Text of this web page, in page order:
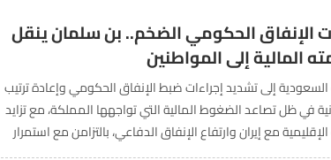
الإنفاق الحكومي الضخم.. بن سلمان ينقل
المالية إلى المواطنين
إلى تشديد إجراءات ضبط الإنفاق الحكومي وإعادة ترتيب
في ظل تصاعد الضغوط المالية التي تواجهها المملكة، مع تزايد
مع إيران وارتفاع الإنفاق الدفاعي، بالتزامن مع استمرار
تنفيذ عدد من...